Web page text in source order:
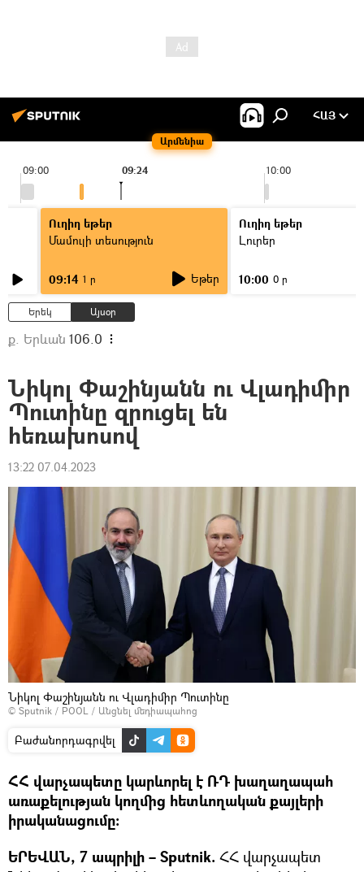
Արմենիա
ՀԱՅ
09:00 10:00
09:24
Ուղիղ եթեր
Մամուլի տեսություն
09:14 1 ր Եթեր
Ուղիղ եթեր
Լուրեր
10:00 0 ր
Երեկ Այսօր
ք. Երևան 106.0
Նիկոլ Փաշինյանն ու Վլադիմիր
Պուտինը զրուցել են
հեռախոսով
13:22 07.04.2023
Նիկոլ Փաշինյանն ու Վլադիմիր Պուտինը
© Sputnik / POOL / Անցնել մեդիապահոց
Բաժանորդագրվել
ՀՀ վարչապետը կարևորել է ՌԴ խաղաղապահ
առաքելության կողմից հետևողական քայլերի
իրականացումը:
ԵՐԵՎԱՆ, 7 ապրիլի – Sputnik. ՀՀ վարչապետ